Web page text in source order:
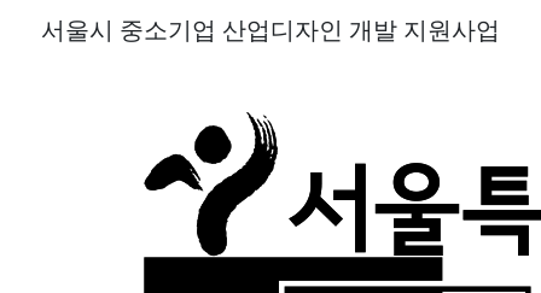
서울시 중소기업 산업디자인 개발 지원사업